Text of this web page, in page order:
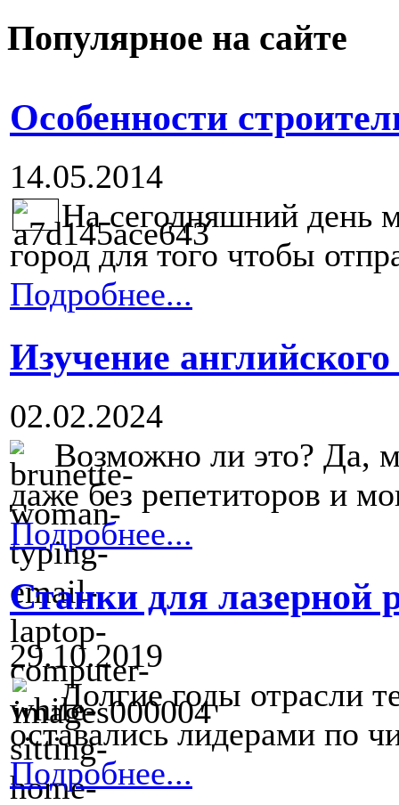
Популярное на сайте
Особенности
14.05.2014
На сегодняшний день
город для того чтобы
Подробнее...
Изучение
02.02.2024
Возможно ли это? Да,
даже без репетиторов и
Подробнее...
Станки для лазерной
29.10.2019
Долгие годы отрасли
оставались лидерами по
Подробнее...